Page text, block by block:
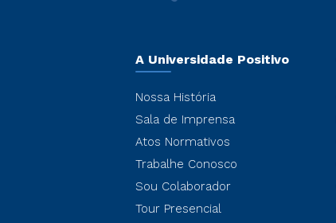
A Universidade Positivo
Nossa História
Sala de Imprensa
Atos Normativos
Trabalhe Conosco
Sou Colaborador
Tour Presencial